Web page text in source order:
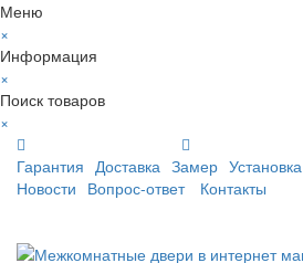
Меню
×
Информация
×
Поиск товаров
×
Гарантия Доставка Замер Установка
Новости Вопрос-ответ Контакты